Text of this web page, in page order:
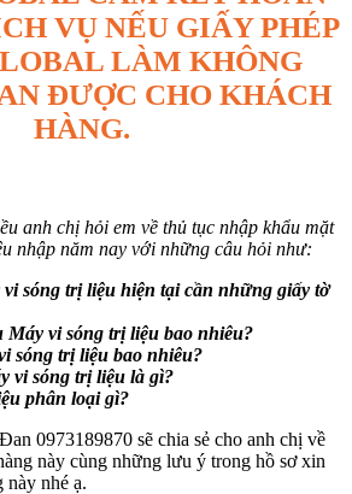
VỤ NẾU GIẤY PHÉP
LÀM KHÔNG
ĐƯỢC CHO KHÁCH
HÀNG.
anh chị hỏi em về thủ tục nhập khẩu mặt
nhập năm nay với những câu hỏi như:
vi sóng trị liệu hiện tại cần những giấy tờ
Máy vi sóng trị liệu bao nhiêu?
sóng trị liệu bao nhiêu?
vi sóng trị liệu là gì?
phân loại gì?
0973189870 sẽ chia sẻ cho anh chị về
này cùng những lưu ý trong hồ sơ xin
này nhé ạ.